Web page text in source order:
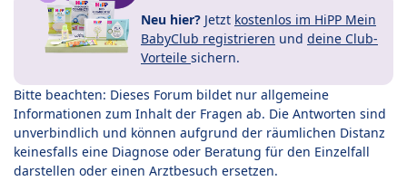
Neu hier? Jetzt kostenlos im HiPP Mein
BabyClub registrieren und deine Club-
Vorteile sichern.
Bitte beachten: Dieses Forum bildet nur allgemeine
Informationen zum Inhalt der Fragen ab. Die Antworten sind
unverbindlich und können aufgrund der räumlichen Distanz
keinesfalls eine Diagnose oder Beratung für den Einzelfall
darstellen oder einen Arztbesuch ersetzen.